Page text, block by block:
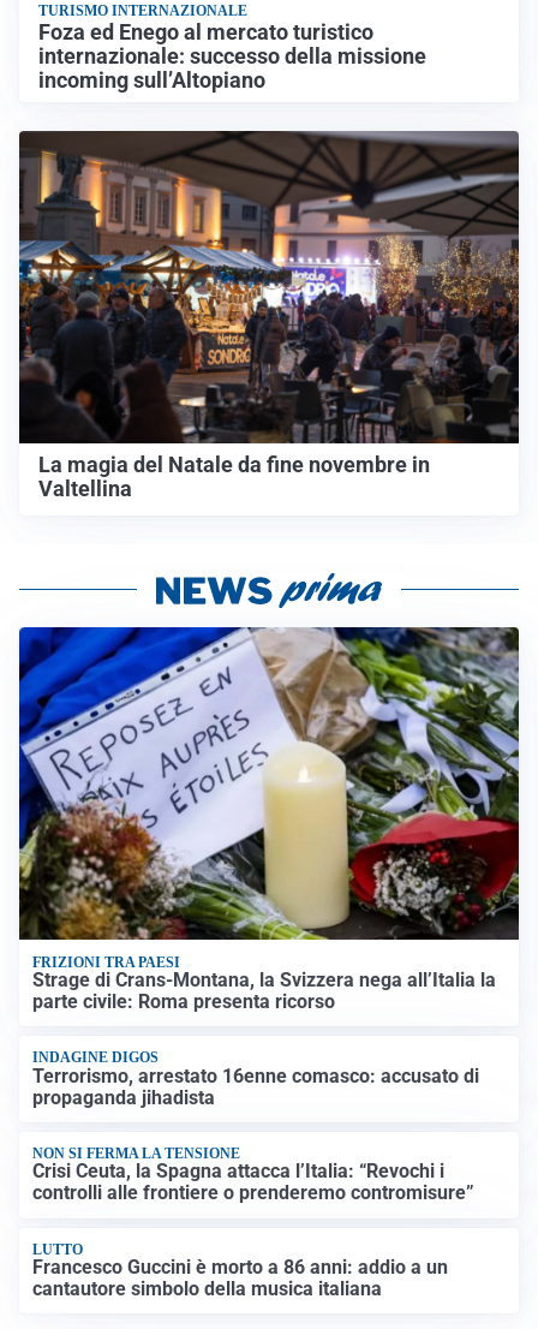
TURISMO INTERNAZIONALE
Foza ed Enego al mercato turistico
internazionale: successo della missione
incoming sull’Altopiano
La magia del Natale da fine novembre in
Valtellina
FRIZIONI TRA PAESI
Strage di Crans-Montana, la Svizzera nega all’Italia la
parte civile: Roma presenta ricorso
INDAGINE DIGOS
Terrorismo, arrestato 16enne comasco: accusato di
propaganda jihadista
NON SI FERMA LA TENSIONE
Crisi Ceuta, la Spagna attacca l’Italia: “Revochi i
controlli alle frontiere o prenderemo contromisure”
LUTTO
Francesco Guccini è morto a 86 anni: addio a un
cantautore simbolo della musica italiana